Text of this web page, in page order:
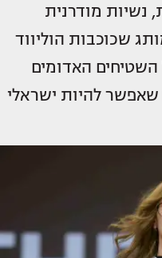
נשיות מודרנית
שכוכבות הוליווד
האדומים
שאפשר להיות ישראלי